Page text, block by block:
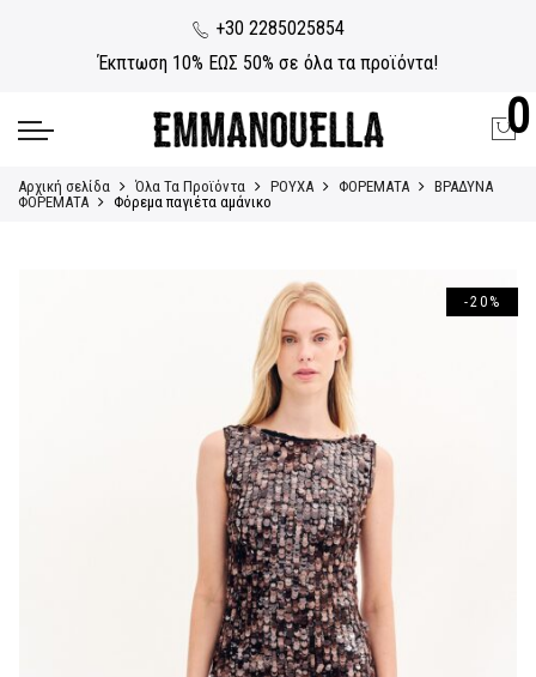
+30 2285025854
Έκπτωση 10% ΕΩΣ 50% σε όλα τα προϊόντα!
0
Αρχική σελίδα Όλα Τα Προϊόντα ΡΟΥΧΑ ΦΟΡΕΜΑΤΑ
ΒΡΑΔΥΝΑ
ΦΟΡΕΜΑΤΑ
Φόρεμα παγιέτα αμάνικο
-20%